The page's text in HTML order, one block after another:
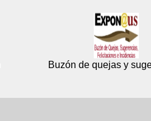
Buzón de quejas y